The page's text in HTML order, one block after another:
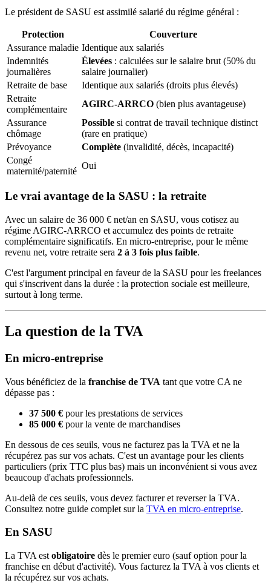
Le président de SASU est assimilé salarié du régime général :
Protection
Couverture
Assurance maladie Identique aux salariés
Indemnités
journalières
Élevées : calculées sur le salaire brut (50% du
salaire journalier)
Retraite de base
Identique aux salariés (droits plus élevés)
Retraite
complémentaire
AGIRC-ARRCO (bien plus avantageuse)
Assurance
chômage
Possible si contrat de travail technique distinct
(rare en pratique)
Prévoyance
Complète (invalidité, décès, incapacité)
Congé
maternité/paternité
Oui
Le vrai avantage de la SASU : la retraite
Avec un salaire de 36 000 € net/an en SASU, vous cotisez au
régime AGIRC-ARRCO et accumulez des points de retraite
complémentaire significatifs. En micro-entreprise, pour le même
revenu net, votre retraite sera 2 à 3 fois plus faible.
C'est l'argument principal en faveur de la SASU pour les freelances
qui s'inscrivent dans la durée : la protection sociale est meilleure,
surtout à long terme.
La question de la TVA
En micro-entreprise
Vous bénéficiez de la franchise de TVA tant que votre CA ne
dépasse pas :
37 500 € pour les prestations de services
85 000 € pour la vente de marchandises
En dessous de ces seuils, vous ne facturez pas la TVA et ne la
récupérez pas sur vos achats. C'est un avantage pour les clients
particuliers (prix TTC plus bas) mais un inconvénient si vous avez
beaucoup d'achats professionnels.
Au-delà de ces seuils, vous devez facturer et reverser la TVA.
Consultez notre guide complet sur la TVA en micro-entreprise.
En SASU
La TVA est obligatoire dès le premier euro (sauf option pour la
franchise en début d'activité). Vous facturez la TVA à vos clients et
la récupérez sur vos achats.